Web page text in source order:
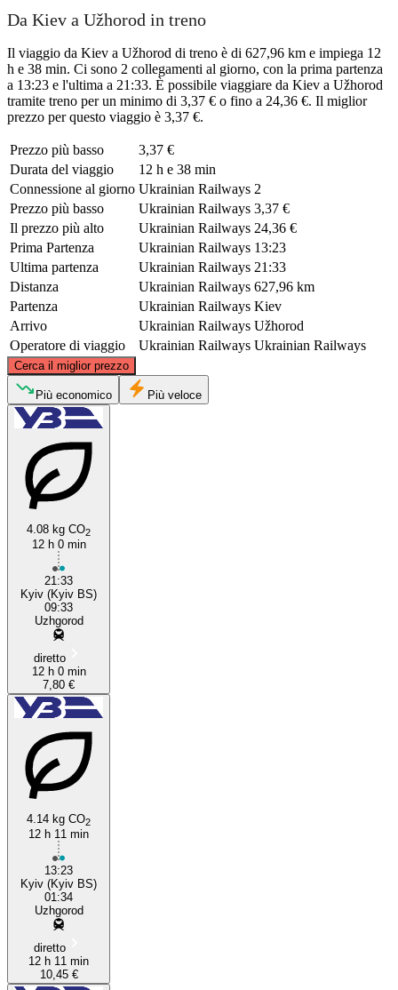
Da Kiev a Užhorod in treno
Il viaggio da Kiev a Užhorod di treno è di 627,96 km e impiega 12
h e 38 min. Ci sono 2 collegamenti al giorno, con la prima partenza
a 13:23 e l'ultima a 21:33. È possibile viaggiare da Kiev a Užhorod
tramite treno per un minimo di 3,37 € o fino a 24,36 €. Il miglior
prezzo per questo viaggio è 3,37 €.
Prezzo più basso
3,37 €
Durata del viaggio
12 h e 38 min
Connessione al giorno Ukrainian Railways 2
Prezzo più basso
Ukrainian Railways 3,37 €
Il prezzo più alto
Ukrainian Railways 24,36 €
Prima Partenza
Ukrainian Railways 13:23
Ultima partenza
Ukrainian Railways 21:33
Distanza
Ukrainian Railways 627,96 km
Partenza
Ukrainian Railways Kiev
Arrivo
Ukrainian Railways Užhorod
Operatore di viaggio
Ukrainian Railways Ukrainian Railways
Cerca il miglior prezzo
Uzhhorod
©CARTO, ©OpenStreetMap contributors
Più economico Più veloce
4.08 kg CO2
12 h 0 min
21:33
Kyiv (Kyiv BS)
09:33
Uzhgorod
diretto
12 h 0 min
7,80 €
4.14 kg CO2
12 h 11 min
13:23
Kyiv (Kyiv BS)
01:34
Uzhgorod
diretto
12 h 11 min
10,45 €